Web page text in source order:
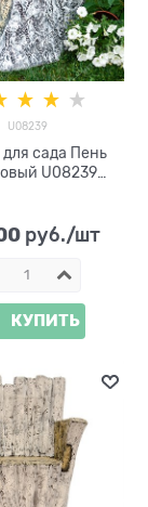
U08239
для сада Пень
U08239
руб./шт
КУПИТЬ